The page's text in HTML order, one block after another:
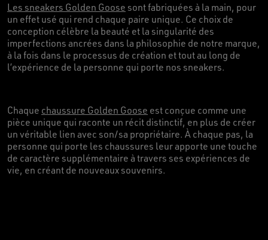
Les sneakers Golden Goose sont fabriquées à la main, pour
un effet usé qui rend chaque paire unique. Ce choix de
conception célèbre la beauté et la singularité des
imperfections ancrées dans la philosophie de notre marque,
à la fois dans le processus de création et tout au long de
l’expérience de la personne qui porte nos sneakers.
Chaque chaussure Golden Goose est conçue comme une
pièce unique qui raconte un récit distinctif, en plus de créer
un véritable lien avec son/sa propriétaire. À chaque pas, la
personne qui porte les chaussures leur apporte une touche
de caractère supplémentaire à travers ses expériences de
vie, en créant de nouveaux souvenirs.